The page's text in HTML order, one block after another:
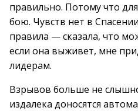
правильно. Потому что
бою. Чувств нет в
правила — сказала, что
если она выживет, мне
лидерам.
Взрывов больше не
издалека доносятся